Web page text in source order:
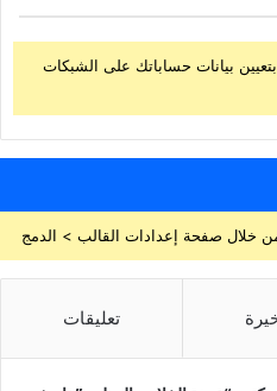
بيانات حساباتك على الشبكات
تعليقات